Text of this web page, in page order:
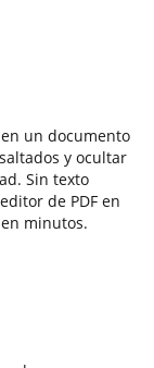
un documento
y ocultar
Sin texto
de PDF en
minutos.